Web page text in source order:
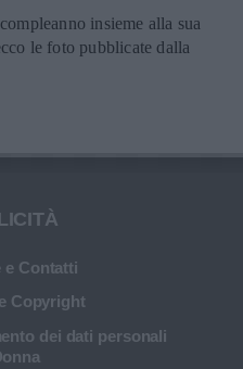
insieme alla sua
le foto pubblicate dalla
e Contatti
Copyright
dei dati personali